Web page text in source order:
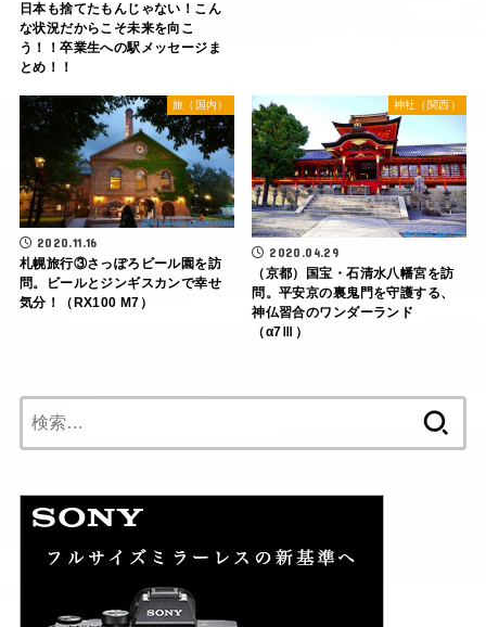
日本も捨てたもんじゃない！こん
な状況だからこそ未来を向こ
う！！卒業生への駅メッセージま
とめ！！
旅（国内）
2020.11.16
札幌旅行③さっぽろビール園を訪
問。ビールとジンギスカンで幸せ
気分！（RX100 M7）
神社（関西）
2020.04.29
（京都）国宝・石清水八幡宮を訪
問。平安京の裏鬼門を守護する、
神仏習合のワンダーランド
（α7Ⅲ）
索: